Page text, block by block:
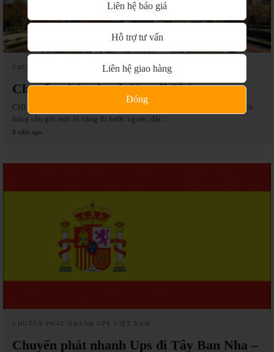
CHUYỂN PHÁT NHANH UPS VIỆT NAM
Chuyển phát nhanh Ups đi Pháp
CHUYỂN PHÁT NHANH UPS ĐI PHÁP-FRANCE Nếu trước đây, Khách
hàng cần gửi một lô hàng đi nước ngoài, đặc…
8 năm ago
CHUYỂN PHÁT NHANH UPS VIỆT NAM
Chuyển phát nhanh Ups đi Tây Ban Nha –
Liên hệ báo giá
Hỗ trợ tư vấn
Liên hệ giao hàng
Đóng